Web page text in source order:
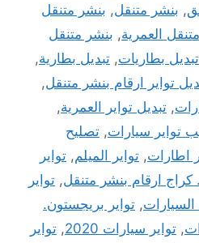
, بنشر متنقل, بنشر متنقل
العمرية, بنشر متنقل
تبديل بطاريات, تبديل بطارية,
تواير ارقام بنشر متنقل,
, تبديل تواير العمرية,
تواير سيارات, تصليح
اطارات, تواير الميلم, تواير
كراج ارقام بنشر متنقل, تواير
, تواير بريجستون.
, تواير سيارات 2020 , تواير